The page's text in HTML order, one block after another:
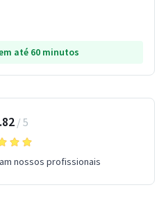
até 60 minutos
/ 5
nossos profissionais